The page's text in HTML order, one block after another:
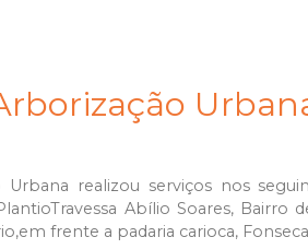
Urbana realizou serviços nos
Abílio Soares, Bairro
frente a padaria carioca,